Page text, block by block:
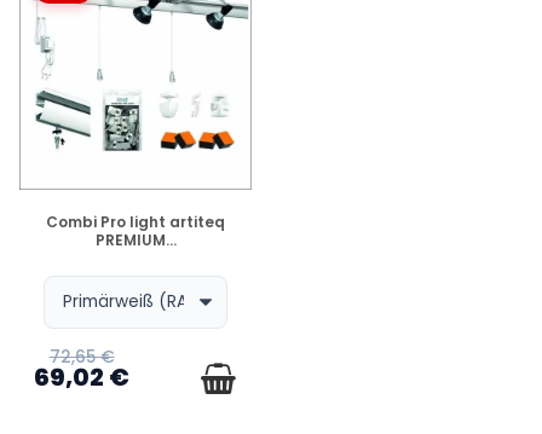
VERFÜGBAR
Combi Pro light artiteq
PREMIUM...
72,65 €
69,02 €